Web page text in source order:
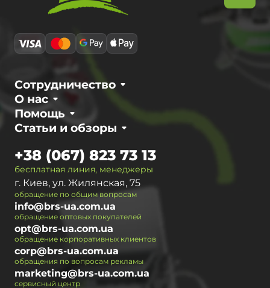
О нас
Сотрудничество
Статьи и обзоры
Помощь
бесплатная линия, менеджеры
+38 (067) 823 73 13
г. Киев, ул. Жилянская, 75
обращение по общим вопросам
info@brs-ua.com.ua
обращение оптовых покупателей
opt@brs-ua.com.ua
обращение корпоративных клиентов
corp@brs-ua.com.ua
обращения по вопросам рекламы
marketing@brs-ua.com.ua
сервисный центр